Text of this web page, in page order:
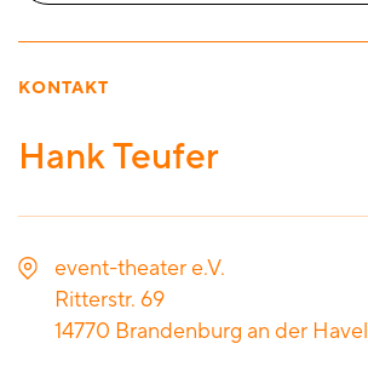
KONTAKT
Hank Teufer
event-theater e.V.
Ritterstr. 69
14770 Brandenburg an der Havel